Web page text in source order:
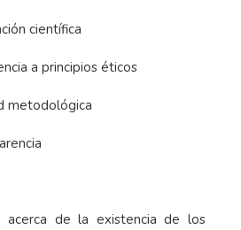
científica
a principios éticos
metodológica
acerca de la existencia de los